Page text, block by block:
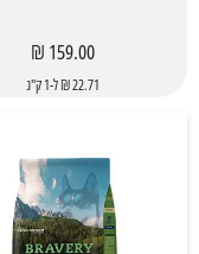
159.00 ₪
22.71 ₪ ל-1 ק"ג